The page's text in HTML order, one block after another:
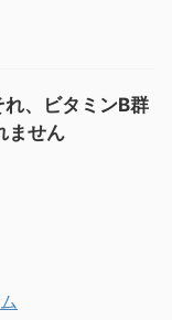
、ビタミンB群
ません